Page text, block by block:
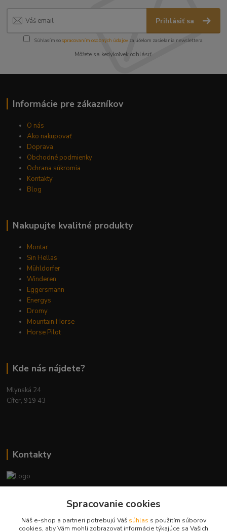
Prihlásiť sa
Súhlasím sospracovaním osobných údajov za účelom zasielania newslettera.
Môžete sa kedykoľvek odhlásiť.
Informácie pre zákazníkov
O nás
Ako nakupovať
Doprava
Obchodné podmienky
Ochrana súkromia
Kontakty
Blog
Nakupujte kvalitné produkty
Montar
Sin Hellas
Mühldorfer
Winderen
Eggersmann
Energys
Dromy
Mountain Horse
Horse Pilot
Kde nás nájdete?
Mlynská 24
Cífer, 919 43
Kontakty
+421 944 394 715Spracovanie cookies
Náš e-shop a partneri potrebujú Váš súhlas s použitím súborov
cookies, aby Vám mohli zobrazovať informácie týkajúce sa Vašich